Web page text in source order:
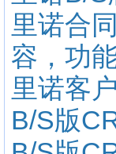
里诺合
容，功
里诺客
B/S版